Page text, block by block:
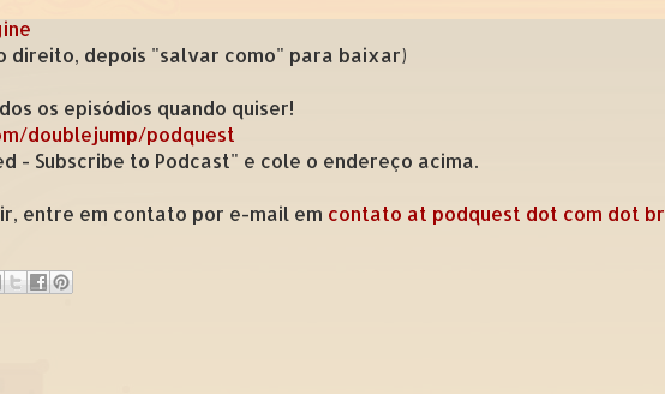
direito, depois "salvar como" para baixar)
os episódios quando quiser!
doublejump/podquest
- Subscribe to Podcast" e cole o endereço acima.
entre em contato por e-mail em contato at podquest dot com dot br